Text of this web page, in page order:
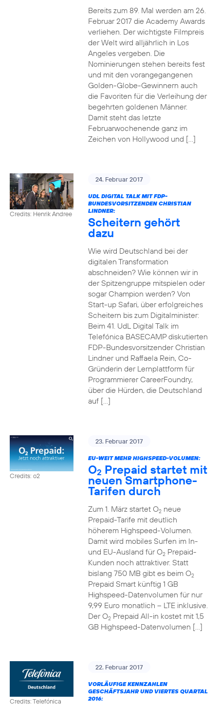
Bereits zum 89. Mal werden am 26.
Februar 2017 die Academy Awards
verliehen. Der wichtigste Filmpreis
der Welt wird alljährlich in Los
Angeles vergeben. Die
Nominierungen stehen bereits fest
und mit den vorangegangenen
Golden-Globe-Gewinnern auch
die Favoriten für die Verleihung der
begehrten goldenen Männer.
Damit steht das letzte
Februarwochenende ganz im
Zeichen von Hollywood und […]
Credits: Henrik Andree
24. Februar 2017
UDL DIGITAL TALK MIT FDP-
BUNDESVORSITZENDEN CHRISTIAN
LINDNER:
Scheitern gehört
dazu
Wie wird Deutschland bei der
digitalen Transformation
abschneiden? Wie können wir in
der Spitzengruppe mitspielen oder
sogar Champion werden? Von
Start-up Safari, über erfolgreiches
Scheitern bis zum Digitalminister:
Beim 41. UdL Digital Talk im
Telefónica BASECAMP diskutierten
FDP-Bundesvorsitzender Christian
Lindner und Raffaela Rein, Co-
Gründerin der Lernplattform für
Programmierer CareerFoundry,
über die Hürden, die Deutschland
auf […]
Credits: o2
23. Februar 2017
EU-WEIT MEHR HIGHSPEED-VOLUMEN:
O2 Prepaid startet mit
neuen Smartphone-
Tarifen durch
Zum 1. März startet O2neue
Prepaid-Tarife mit deutlich
höherem Highspeed-Volumen.
Damit wird mobiles Surfen im In-
und EU-Ausland für O2Prepaid-
Kunden noch attraktiver. Statt
bislang 750 MB gibt es beim O2
Prepaid Smart künftig 1 GB
Highspeed-Datenvolumen für nur
9,99 Euro monatlich – LTE inklusive.
Der O2Prepaid All-in kostet mit 1,5
GB Highspeed-Datenvolumen […]
Credits: Telefónica
22. Februar 2017
VORLÄUFIGE KENNZAHLEN
GESCHÄFTSJAHR UND VIERTES QUARTAL
2016: